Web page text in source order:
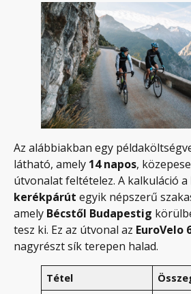
Az alábbiakban egy
látható, amely 14 napos,
útvonalat feltételez. A kalkuláció a
kerékpárút egyik népszerű
amely Bécstől Budapestig
tesz ki. Ez az útvonal az EuroVelo
nagyrészt sík terepen halad.
Tétel